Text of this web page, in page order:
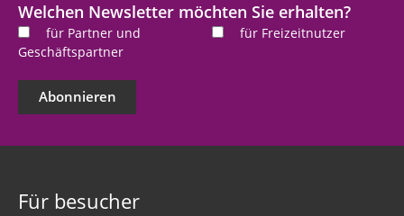
*
Welchen Newsletter möchten Sie erhalten?
für Partner und
Geschäftspartner
für Freizeitnutzer
Abonnieren
Für besucher